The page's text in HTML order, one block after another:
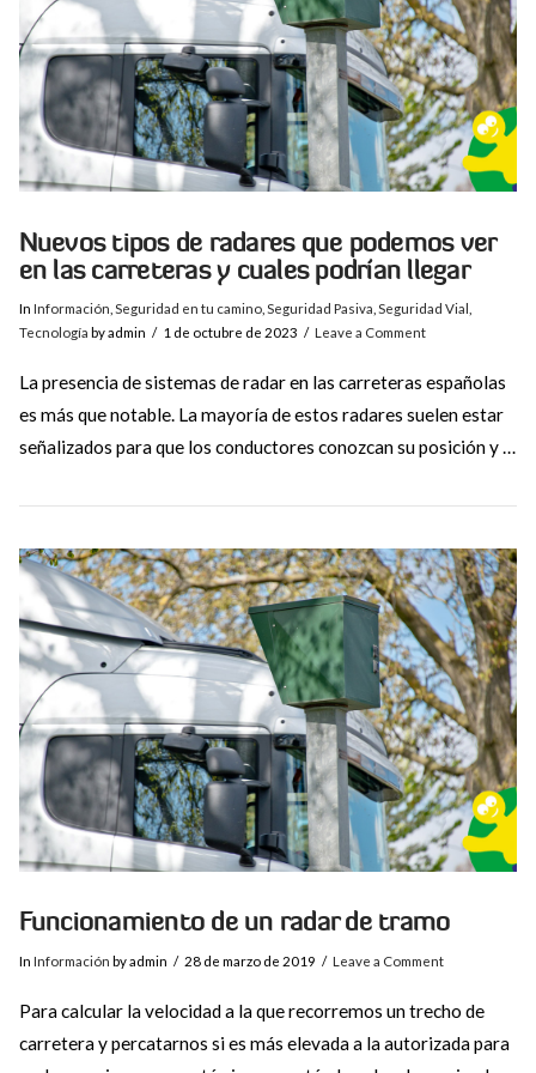
VIEW POST
Nuevos tipos de radares que podemos ver
en las carreteras y cuales podrían llegar
In Información Seguridad en tu camino, Seguridad Pasiva Seguridad Vial
Tecnología by admin 1 de octubre de 2023 Leave a Comment
La presencia de sistemas de radar en las carreteras españolas
es más que notable. La mayoría de estos radares suelen estar
señalizados para que los conductores conozcan su posición y …
Funcionamiento de un radar de tramo
In Información by admin 28 de marzo de 2019 Leave a Comment
Para calcular la velocidad a la que recorremos un trecho de
carretera y percatarnos si es más elevada a la autorizada para